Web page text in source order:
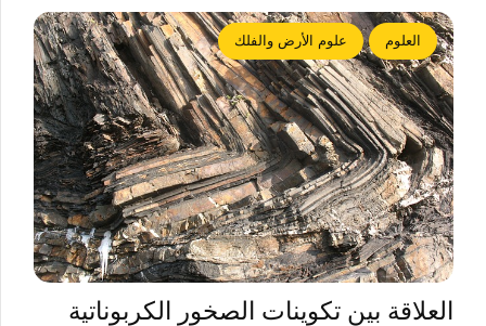
العلوم علوم الأرض والفلك
العلاقة بين تكوينات الصخور الكربوناتية